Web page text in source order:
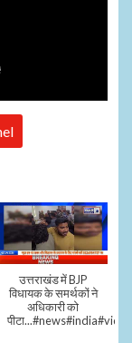
उत्तराखंड में BJP
विधायक के समर्थकों ने
अधिकारी को